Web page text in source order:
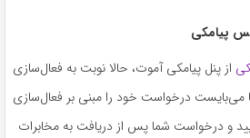
پیامکی
از پنل پیامکی آموت، حالا نوبت به فعال‌سازی
درخواست خود را مبنی بر فعال‌سازی
و درخواست شما پس از دریافت به مخابرات